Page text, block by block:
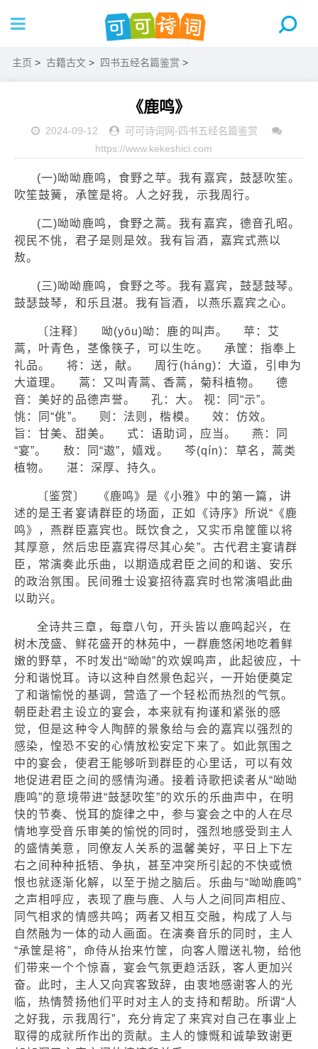
主页 > 古籍古文 > 四书五经名篇鉴赏 >
《鹿鸣》
2024-09-12 可可诗词网-四书五经名篇鉴赏
https://www.kekeshici.com
(一)呦呦鹿鸣，食野之苹。我有嘉宾，鼓瑟吹笙。
吹笙鼓簧，承筐是将。人之好我，示我周行。
(二)呦呦鹿鸣，食野之蒿。我有嘉宾，德音孔昭。
视民不恌，君子是则是效。我有旨酒，嘉宾式燕以
敖。
(三)呦呦鹿鸣，食野之芩。我有嘉宾，鼓瑟鼓琴。
鼓瑟鼓琴，和乐且湛。我有旨酒，以燕乐嘉宾之心。
〔注释〕 呦(yōu)呦：鹿的叫声。 苹：艾
蒿，叶青色，茎像筷子，可以生吃。 承筐：指奉上
礼品。 将：送，献。 周行(hánɡ)：大道，引申为
大道理。 蒿：又叫青蒿、香蒿，菊科植物。 德
音：美好的品德声誉。 孔：大。 视：同“示”。
恌：同“佻”。 则：法则，楷模。 效：仿效。
旨：甘美、甜美。 式：语助词，应当。 燕：同
“宴”。 敖：同“遨”，嬉戏。 芩(qín)：草名，蒿类
植物。 湛：深厚、持久。
〔鉴赏〕 《鹿鸣》是《小雅》中的第一篇，讲
述的是王者宴请群臣的场面，正如《诗序》所说“《鹿
鸣》，燕群臣嘉宾也。既饮食之，又实币帛筐篚以将
其厚意，然后忠臣嘉宾得尽其心矣”。古代君主宴请群
臣，常演奏此乐曲，以期造成君臣之间的和谐、安乐
的政治氛围。民间雅士设宴招待嘉宾时也常演唱此曲
以助兴。
全诗共三章，每章八句，开头皆以鹿鸣起兴，在
树木茂盛、鲜花盛开的林苑中，一群鹿悠闲地吃着鲜
嫩的野草，不时发出“呦呦”的欢娱鸣声，此起彼应，十
分和谐悦耳。诗以这种自然景色起兴，一开始便奠定
了和谐愉悦的基调，营造了一个轻松而热烈的气氛。
朝臣赴君主设立的宴会，本来就有拘谨和紧张的感
觉，但是这种令人陶醉的景象给与会的嘉宾以强烈的
感染，惶恐不安的心情放松安定下来了。如此氛围之
中的宴会，使君王能够听到群臣的心里话，可以有效
地促进君臣之间的感情沟通。接着诗歌把读者从“呦呦
鹿鸣”的意境带进“鼓瑟吹笙”的欢乐的乐曲声中，在明
快的节奏、悦耳的旋律之中，参与宴会之中的人在尽
情地享受音乐审美的愉悦的同时，强烈地感受到主人
的盛情美意，同僚友人关系的温馨美好，平日上下左
右之间种种抵牾、争执，甚至冲突所引起的不快或愤
恨也就逐渐化解，以至于抛之脑后。乐曲与“呦呦鹿鸣”
之声相呼应，表现了鹿与鹿、人与人之间同声相应、
同气相求的情感共鸣；两者又相互交融，构成了人与
自然融为一体的动人画面。在演奏音乐的同时，主人
“承筐是将”，命侍从抬来竹筐，向客人赠送礼物，给他
们带来一个个惊喜，宴会气氛更趋活跃，客人更加兴
奋。此时，主人又向宾客致辞，由衷地感谢客人的光
临，热情赞扬他们平时对主人的支持和帮助。所谓“人
之好我，示我周行”，充分肯定了来宾对自己在事业上
取得的成就所作出的贡献。主人的慷慨和诚挚致谢更